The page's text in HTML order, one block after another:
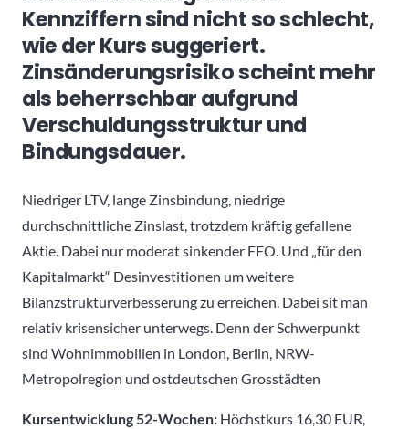
Kennziffern sind nicht so schlecht,
wie der Kurs suggeriert.
Zinsänderungsrisiko scheint mehr
als beherrschbar aufgrund
Verschuldungsstruktur und
Bindungsdauer.
Niedriger LTV, lange Zinsbindung, niedrige
durchschnittliche Zinslast, trotzdem kräftig gefallene
Aktie. Dabei nur moderat sinkender FFO. Und „für den
Kapitalmarkt“ Desinvestitionen um weitere
Bilanzstrukturverbesserung zu erreichen. Dabei sit man
relativ krisensicher unterwegs. Denn der Schwerpunkt
sind Wohnimmobilien in London, Berlin, NRW-
Metropolregion und ostdeutschen Grosstädten
Kursentwicklung 52-Wochen: Höchstkurs 16,30 EUR,